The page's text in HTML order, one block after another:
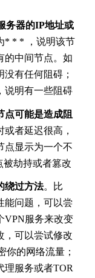
务器的IP地址或
* * * ，说明该节
的中间节点。如
有任何阻碍；
说明有一些阻碍
点可能是造成阻
者延迟很高，
点显示为一个不
被劫持或者篡改
绕过方法。比
能问题，可以尝
VPN服务来改变
，可以尝试修改
你的网络流量；
理服务或者TOR